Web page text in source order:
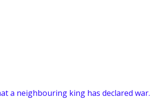
a neighbouring king has declared war.